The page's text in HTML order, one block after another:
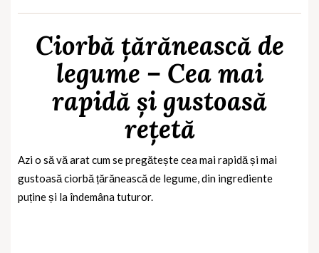
Ciorbă țărănească de
legume – Cea mai
rapidă și gustoasă
rețetă
Azi o să vă arat cum se pregătește cea mai rapidă și mai
gustoasă ciorbă țărănească de legume, din ingrediente
puține și la îndemâna tuturor.